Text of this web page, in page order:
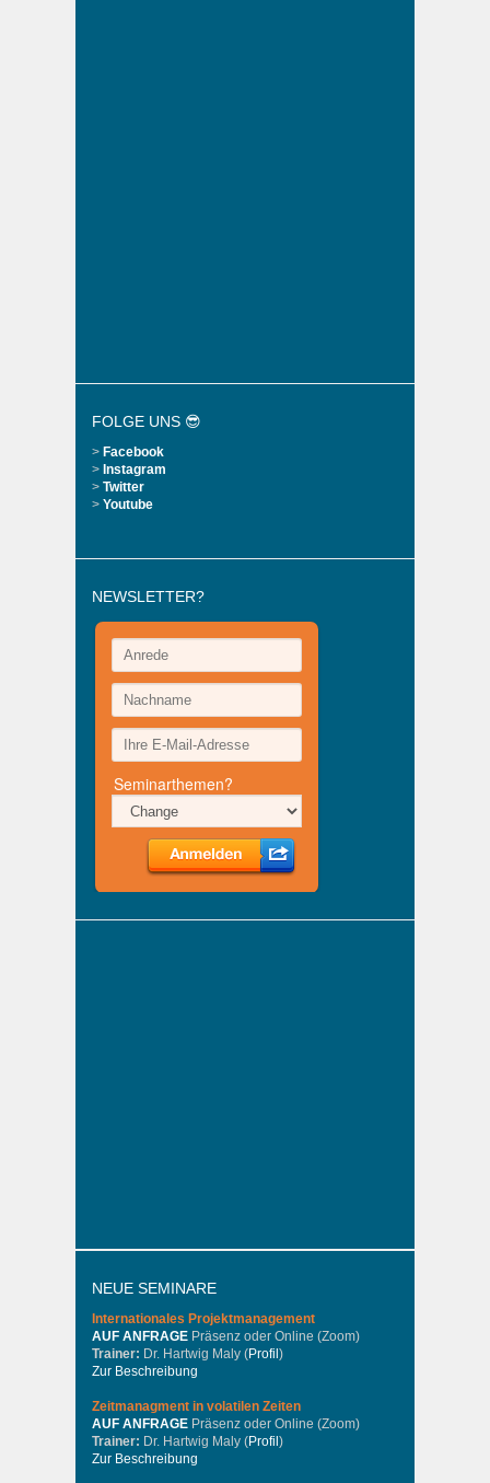
FOLGE UNS 😎
> Facebook
> Instagram
> Twitter
> Youtube
NEWSLETTER?
NEUE SEMINARE
Internationales Projektmanagement
AUF ANFRAGE Präsenz oder Online (Zoom)
Trainer: Dr. Hartwig Maly (Profil )
Zur Beschreibung
Zeitmanagment in volatilen Zeiten
AUF ANFRAGE Präsenz oder Online (Zoom)
Trainer: Dr. Hartwig Maly (Profil )
Zur Beschreibung